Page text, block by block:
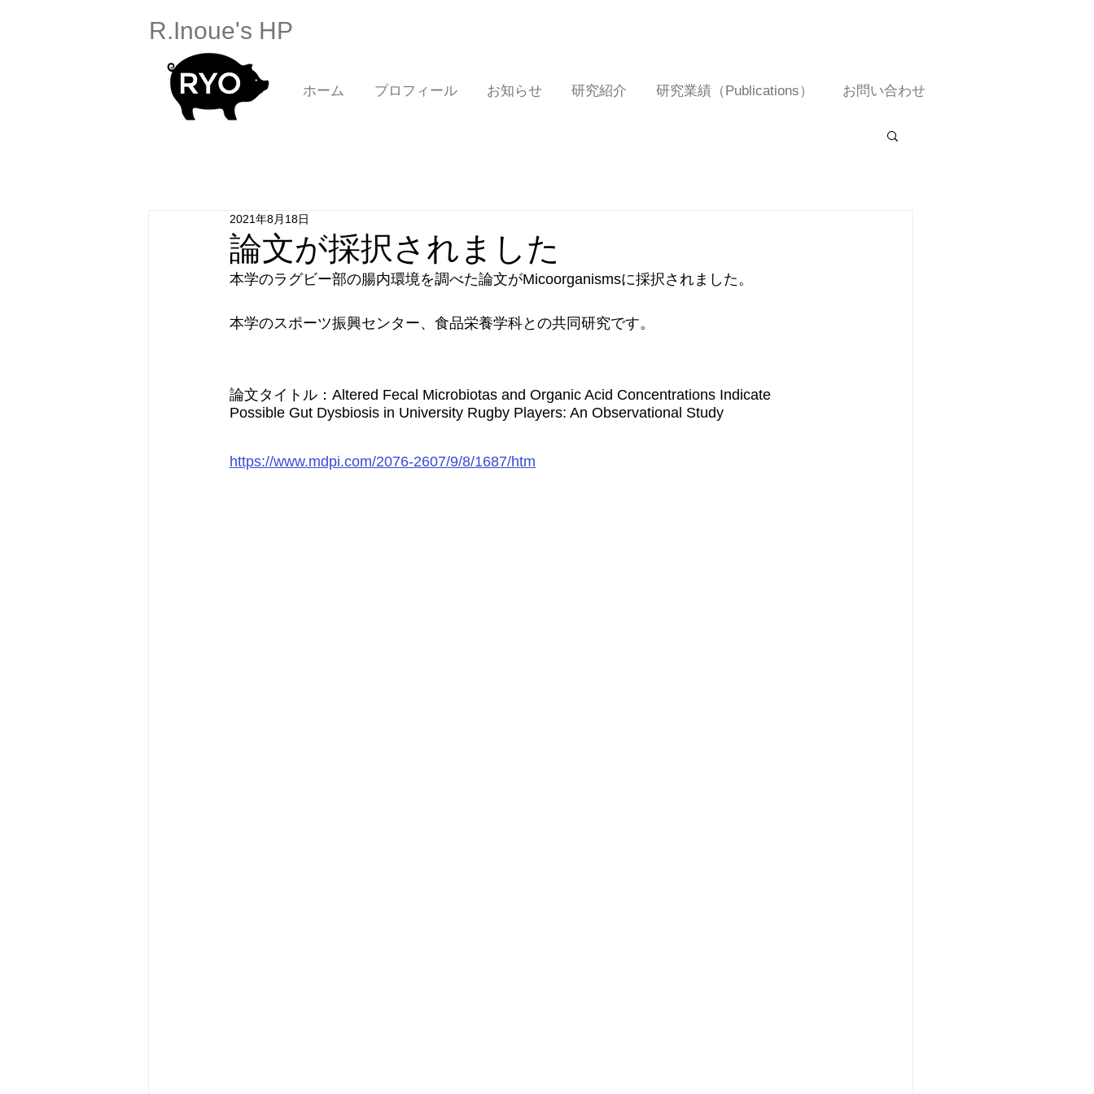
R.Inoue's HP
ホーム プロフィール お知らせ 研究紹介 研究業績（Publications） お問い合わせ
論文が採択されました
2021年8月18日
本学のラグビー部の腸内環境を調べた論文がMicoorganismsに採択されました。
本学のスポーツ振興センター、食品栄養学科との共同研究です。
論文タイトル：Altered Fecal Microbiotas and Organic Acid Concentrations Indicate
Possible Gut Dysbiosis in University Rugby Players: An Observational Study
https://www.mdpi.com/2076-2607/9/8/1687/htm